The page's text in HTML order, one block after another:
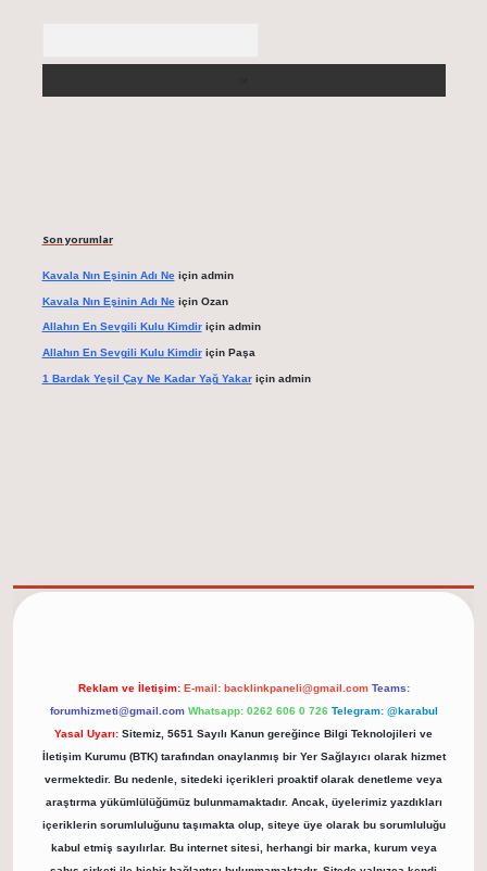
Son yorumlar
Kavala Nın Eşinin Adı Neiçin admin
Kavala Nın Eşinin Adı Neiçin Ozan
Allahın En Sevgili Kulu Kimdiriçin admin
Allahın En Sevgili Kulu Kimdiriçin Paşa
1 Bardak Yeşil Çay Ne Kadar Yağ Yakariçin admin
Reklam ve İletişim: E-mail: backlinkpaneli@gmail.com Teams:
forumhizmeti@gmail.com Whatsapp: 0262 606 0 726 Telegram: @karabul
Yasal Uyarı: Sitemiz, 5651 Sayılı Kanun gereğince Bilgi Teknolojileri ve
İletişim Kurumu (BTK) tarafından onaylanmış bir Yer Sağlayıcı olarak hizmet
vermektedir. Bu nedenle, sitedeki içerikleri proaktif olarak denetleme veya
araştırma yükümlülüğümüz bulunmamaktadır. Ancak, üyelerimiz yazdıkları
içeriklerin sorumluluğunu taşımakta olup, siteye üye olarak bu sorumluluğu
kabul etmiş sayılırlar. Bu internet sitesi, herhangi bir marka, kurum veya